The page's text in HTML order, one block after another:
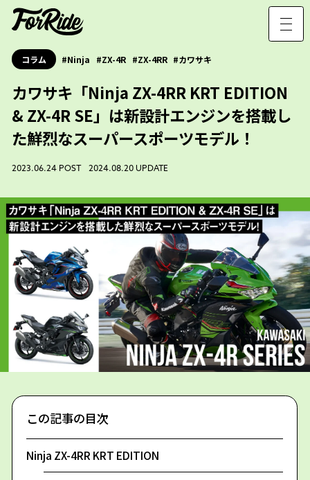
コラム Ninja ZX-4R ZX-4RR カワサキ
カワサキ「Ninja ZX-4RR KRT EDITION
& ZX-4R SE」は新設計エンジンを搭載し
た鮮烈なスーパースポーツモデル！
2023.06.24 POST 2024.08.20 UPDATE
この記事の目次
Ninja ZX-4RR KRT EDITION